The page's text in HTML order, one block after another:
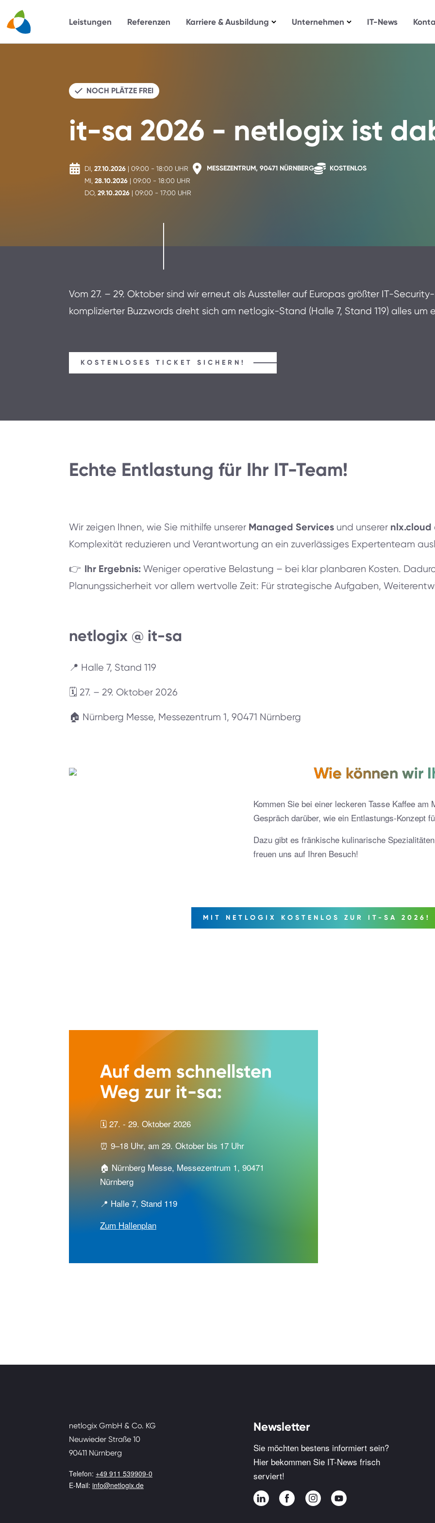
Leistungen Referenzen Karriere & Ausbildung Unternehmen IT-News
NOCH PLÄTZE FREI
it-sa 2026 - netlogix ist
DI, 27.10.2026 | 09:00 - 18:00 UHR
MI, 28.10.2026 | 09:00 - 18:00 UHR
DO, 29.10.2026 | 09:00 - 17:00 UHR
MESSEZENTRUM, 90471 NÜRNBERG KOSTENLOS
Vom 27. – 29. Oktober sind wir erneut als Aussteller auf Europas größter IT-
komplizierter Buzzwords dreht sich am netlogix-Stand (Halle 7, Stand 119) alles um
KOSTENLOSES TICKET SICHERN!
Echte Entlastung für Ihr IT-Team!
Wir zeigen Ihnen, wie Sie mithilfe unserer Managed Services und unserer nlx.cloud
Komplexität reduzieren und Verantwortung an ein zuverlässiges Expertenteam
👉 Ihr Ergebnis: Weniger operative Belastung – bei klar planbaren Kosten.
Planungssicherheit vor allem wertvolle Zeit: Für strategische Aufgaben,
netlogix @ it-sa
📍 Halle 7, Stand 119
🗓️ 27. – 29. Oktober 2026
🏠 Nürnberg Messe, Messezentrum 1, 90471 Nürnberg
Wie können wir
Kommen Sie bei einer leckeren Tasse Kaffee
Gespräch darüber, wie ein Entlastungs-Konzept
Dazu gibt es fränkische kulinarische
freuen uns auf Ihren Besuch!
MIT NETLOGIX KOSTENLOS ZUR IT-SA 2026!
Auf dem schnellsten
Weg zur it-sa:
🗓️ 27. - 29. Oktober 2026
⏰ 9–18 Uhr, am 29. Oktober bis 17 Uhr
🏠 Nürnberg Messe, Messezentrum 1, 90471
Nürnberg
📍 Halle 7, Stand 119
Zum Hallenplan
netlogix GmbH & Co. KG
Neuwieder Straße 10
90411 Nürnberg
Telefon: +49 911 539909-0
E-Mail: info@netlogix.de
Newsletter
Sie möchten bestens informiert sein?
Hier bekommen Sie IT-News frisch
serviert!